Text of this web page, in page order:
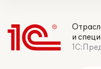
и